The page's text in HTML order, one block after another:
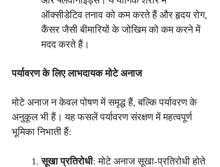
ऑक्सीडेटिव तनाव को कम करते हैं और हृदय रोग,
कैंसर जैसी बीमारियों के जोखिम को कम करने में
मदद करते हैं।
पर्यावरण के लिए लाभदायक मोटे अनाज
मोटे अनाज न केवल पोषण में समृद्ध हैं, बल्कि पर्यावरण के
अनुकूल भी हैं। यह फसलें पर्यावरण संरक्षण में महत्वपूर्ण
भूमिका निभाती हैं:
सूखा प्रतिरोधी: मोटे अनाज सूखा-प्रतिरोधी होते